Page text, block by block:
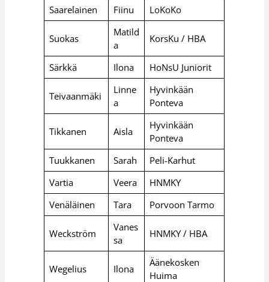
Saarelainen
Fiinu LoKoKo
Suokas
Matild
a
KorsKu / HBA
Särkkä Ilona HoNsU Juniorit
Teivaanmäki
Linne
a
Hyvinkään
Ponteva
Tikkanen Aisla
Hyvinkään
Ponteva
Tuukkanen
Sarah
Peli-Karhut
Vartia
Veera
HNMKY
Venäläinen
Tara Porvoon Tarmo
Weckström
Vanes
sa
HNMKY / HBA
Wegelius Ilona
Äänekosken
Huima